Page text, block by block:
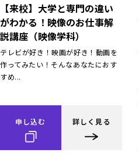
【来校】大学と専門の違い
がわかる！映像のお仕事解
説講座（映像学科）
テレビが好き！映画が好き！動画を
作ってみたい！そんなあなたにおす
すめ...
申し込む 詳しく見る